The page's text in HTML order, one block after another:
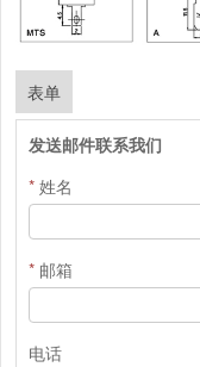
表单
发送邮件联系我们
* 姓名
* 邮箱
电话